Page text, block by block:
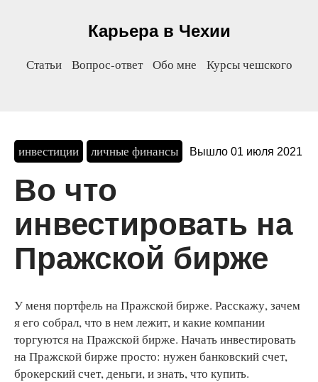
Карьера в Чехии
Статьи Вопрос-ответ Обо мне Курсы чешского
инвестиции личные финансы Вышло 01 июля 2021
Во что
инвестировать на
Пражской бирже
У меня портфель на Пражской бирже. Расскажу, зачем
я его собрал, что в нем лежит, и какие компании
торгуются на Пражской бирже. Начать инвестировать
на Пражской бирже просто: нужен банковский счет,
брокерский счет, деньги, и знать, что купить.